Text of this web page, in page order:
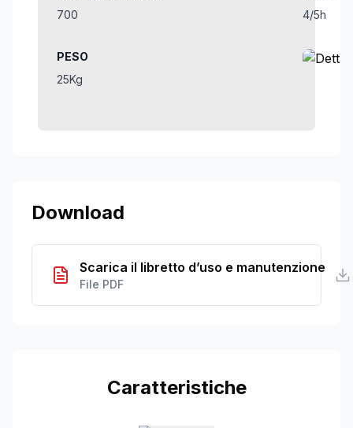
700
4/5h
PESO
25Kg
Download
Scarica il libretto d’uso e manutenzione
File PDF
Caratteristiche